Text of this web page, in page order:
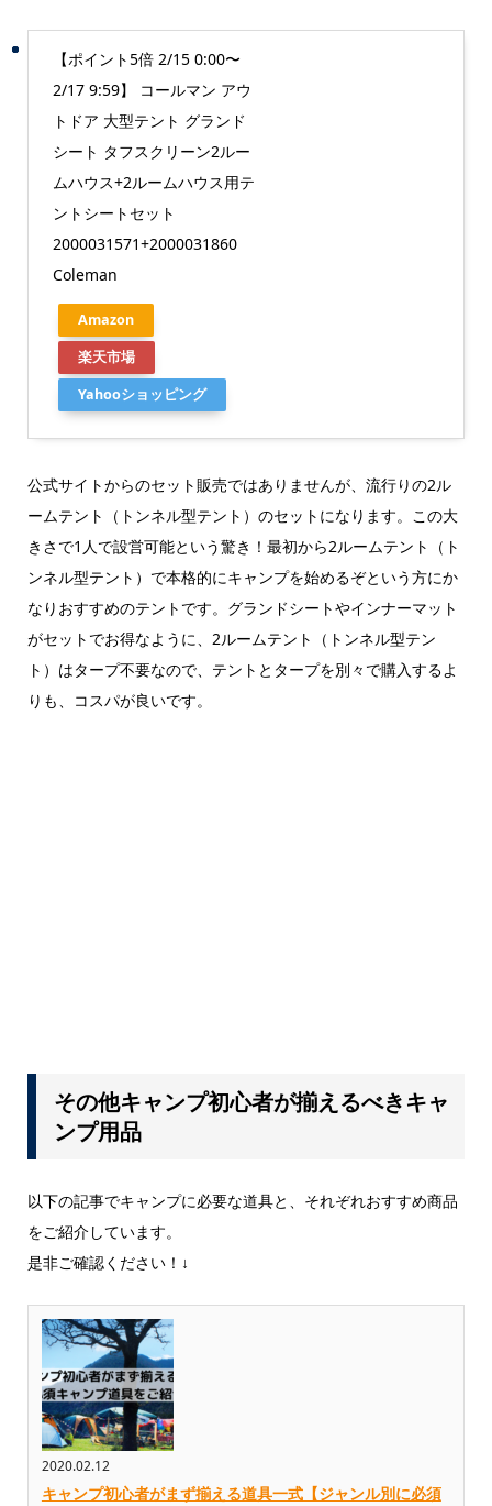
【ポイント5倍 2/15 0:00〜
2/17 9:59】 コールマン アウ
トドア 大型テント グランド
シート タフスクリーン2ルー
ムハウス+2ルームハウス用テ
ントシートセット
2000031571+2000031860
Coleman
Amazon
楽天市場
Yahooショッピング
公式サイトからのセット販売ではありませんが、流行りの2ル
ームテント（トンネル型テント）のセットになります。この大
きさで1人で設営可能という驚き！最初から2ルームテント（ト
ンネル型テント）で本格的にキャンプを始めるぞという方にか
なりおすすめのテントです。グランドシートやインナーマット
がセットでお得なように、2ルームテント（トンネル型テン
ト）はタープ不要なので、テントとタープを別々で購入するよ
りも、コスパが良いです。
その他キャンプ初心者が揃えるべきキャ
ンプ用品
以下の記事でキャンプに必要な道具と、それぞれおすすめ商品
をご紹介しています。
是非ご確認ください！↓
2020.02.12
キャンプ初心者がまず揃える道具一式【ジャンル別に必須